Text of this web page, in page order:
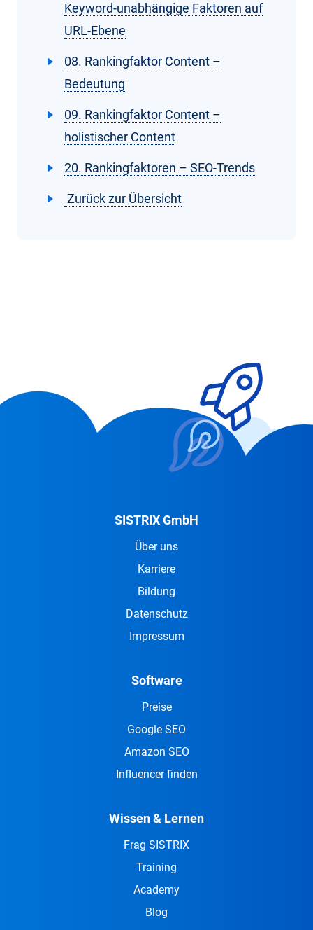
Keyword-unabhängige Faktoren auf
URL-Ebene
08. Rankingfaktor Content –
Bedeutung
09. Rankingfaktor Content –
holistischer Content
20. Rankingfaktoren – SEO-Trends
Zurück zur Übersicht
SISTRIX GmbH
Über uns
Karriere
Bildung
Datenschutz
Impressum
Software
Preise
Google SEO
Amazon SEO
Influencer finden
Wissen & Lernen
Frag SISTRIX
Training
Academy
Blog